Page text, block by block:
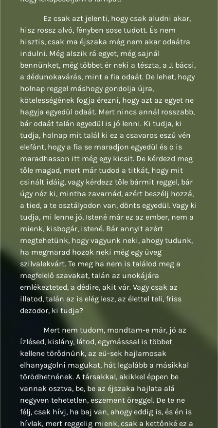
Ez csak azt jelenti, hogy csak aludni akar,
hisz rossz alvó, fényben sose tudott. És nem
hisztis, csak ma éjszaka még nem akar odaátra
indulni. Még alszik rá egyet, még sajnál
bennünket, még többet ér neki a tészta, a J. bácsi,
a dédunokavárás, mint a fia odaát. De lehet, hogy
holnap reggel máshogy gondolja újra,
kötelességének fogja érezni, hogy azt az egyet ne
hagyja egyedül odaát. Mert nincs annál rosszabb,
bár odaát talán egyedül is jó lenni. Ki tudja, ki
tudja, holnap mit talál ki ez a csavaros eszű vén
elefánt, hogy a fia se maradjon egyedül és ő is
maradhasson itt még egy kicsit. De kérdezd meg
tőle magad, mert már tudod a titkát, hogy mit
csinált idáig, vagy kérdezz tőle bármit reggel, bár
úgy néz ki, mintha zavarnád, azért beszélj hozzá,
a tied, a te osztályodon van, dönts egyedül. Vagy ki
tudja, mi lenne jó, Istené már ez az ember, nem a
mienk, kisbogár, istené. Bár annyit azért
megtehetünk, hogy vagyunk neki, ahogy tudunk,
ha megmarad hozok neki még egy üveg
szilvalekvárt. Te meg ha nem is találod meg a
megfelelő szavakat, talán az unokájára
emlékezteted, a dédire, akit vár. Vagy csak az
illatod, talán az is elég lesz, az élettel teli, friss
dezodor, ki tudja?
Mert nem tudom, mondtam-e már, jó az
ízlésed, kislány, látod, egymásssal is többet
kellene törődnünk, az eü-sek hajlamosak
elhanyagolni magukat, hát legalább a másikkal
törődhetnének. A társakkal, akikkel éppen be
vannak osztva, be, be az éjszaka hajlata alá
negyven tehetetlen, eszement öreggel. De te ne
félj, csak hívj, ha baj van, ahogy eddig is, és én is
hívlak, mert reggelig mienk, csak a kettőnké ez a